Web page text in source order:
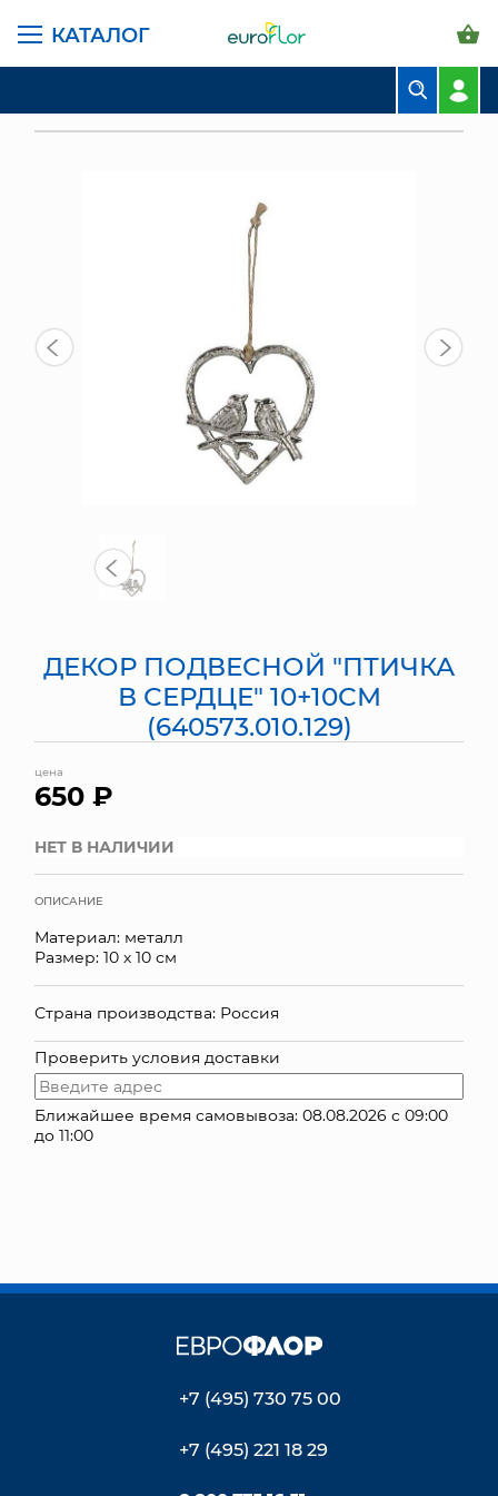
КАТАЛОГ
СВАДЕБНАЯ ФЛОРИСТИКА
КОМНАТНЫЕ РАСТЕНИЯ
ГОРШКИ И КАШПО
ГРУНТЫ И УДОБРЕНИЯ
ПРЕДМЕТЫ ИНТЕРЬЕРА
ВАЗЫ
СУНДУКИ
ИСКУССТВЕННЫЕ ЦВЕТЫ
ОПТОВЫМ КЛИЕНТАМ
ГЛАВНАЯ СТРАНИЦА КАТАЛОГ
ПРЕДМЕТЫ ИНТЕРЬЕРА
ДЕКОР ПОДВЕСНОЙ "ПТИЧКА В СЕРДЦЕ" 10+10СМ (640573.010.129)
ДЕКОР ПОДВЕСНОЙ "ПТИЧКА
В СЕРДЦЕ" 10+10СМ
(640573.010.129)
цена
650 ₽
НЕТ В НАЛИЧИИ
ОПИСАНИЕ
Материал: металл
Размер: 10 х 10 см
Страна производства: Россия
Проверить условия доставки
Ближайшее время самовывоза: 08.08.2026 с 09:00
до 11:00
+7 (495) 730 75 00
+7 (495) 221 18 29